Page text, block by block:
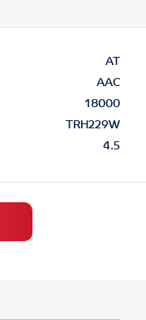
AT
AAC
18000
TRH229W
4.5